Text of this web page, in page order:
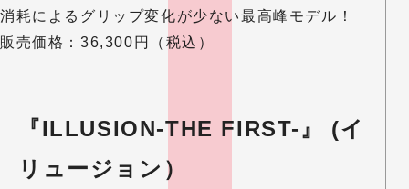
消耗によるグリップ変化が少ない最高峰モデル！
販売価格：36,300円（税込）
『ILLUSION-THE FIRST-』 (イ
リュージョン）